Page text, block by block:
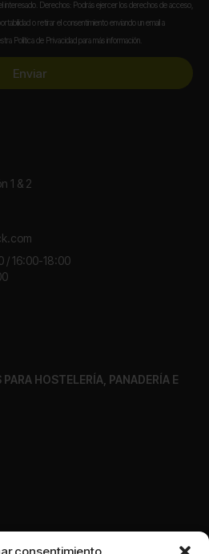
interesado. Derechos: Podrás ejercer los derechos de acceso,
o retirar el consentimiento enviando un email a
Política de Privacidad para más información.
Enviar
1 & 2
/ 16:00-18:00
HOSTELERÍA, PANADERÍA E